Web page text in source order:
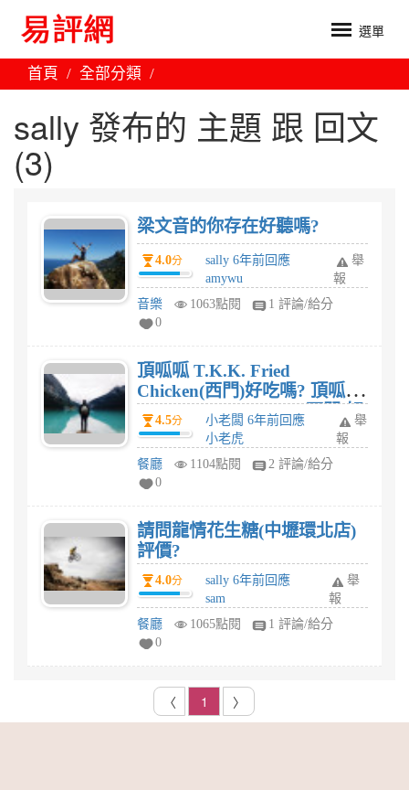
選單
首頁 全部分類
sally 發布的 主題 跟 回文
(3)
梁文音的你存在好聽嗎?
4.0分
sally 6年前回應
amywu
舉
報
音樂
1063點閱
1 評論/給分
0
頂呱呱 T.K.K. Fried
Chicken(西門)好吃嗎? 頂呱呱
T.K.K. Fried Chicken(西門)好
評?
4.5分
小老闆 6年前回應
小老虎
舉
報
餐廳
1104點閱
2 評論/給分
0
請問龍情花生糖(中壢環北店)
評價?
4.0分
sally 6年前回應
sam
舉
報
餐廳
1065點閱
1 評論/給分
0
〈 1 〉